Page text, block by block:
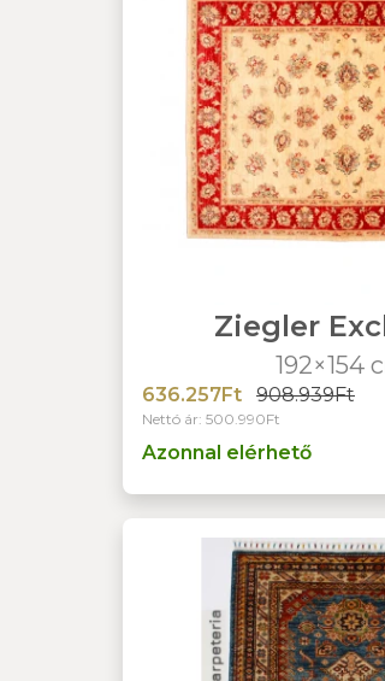
Ziegler
192×154
636.257Ft 908.939Ft
Nettó ár: 500.990Ft
Azonnal elérhető